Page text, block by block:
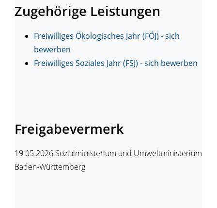
Zugehörige Leistungen
Freiwilliges Ökologisches Jahr (FÖJ) - sich
bewerben
Freiwilliges Soziales Jahr (FSJ) - sich bewerben
Freigabevermerk
19.05.2026 Sozialministerium und Umweltministerium
Baden-Württemberg